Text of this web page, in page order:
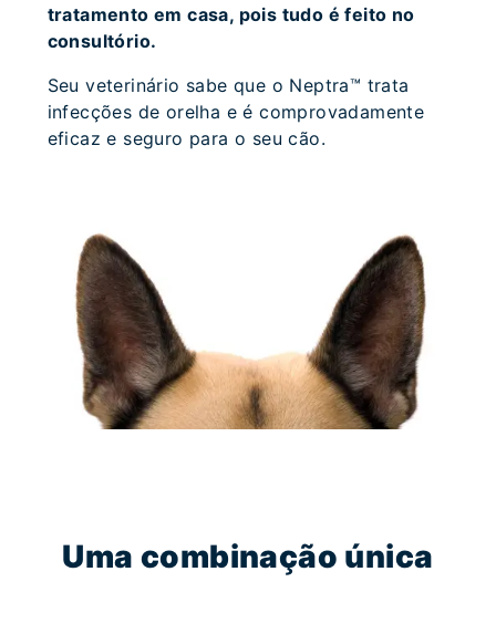
tratamento em casa, pois tudo é feito no
consultório.
Seu veterinário sabe que o Neptra™ trata
infecções de orelha e é comprovadamente
eficaz e seguro para o seu cão.
Uma combinação única